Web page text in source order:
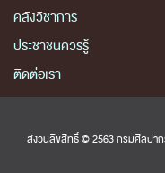
คลังวิชาการ
ประชาชนควรรู้
ติดต่อเรา
สงวนลิขสิทธิ์ © 2563 กรมศิลปา